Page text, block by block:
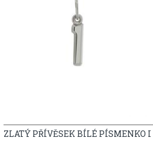
ZLATÝ PŘÍVĚSEK BÍLÉ PÍSMENKO I